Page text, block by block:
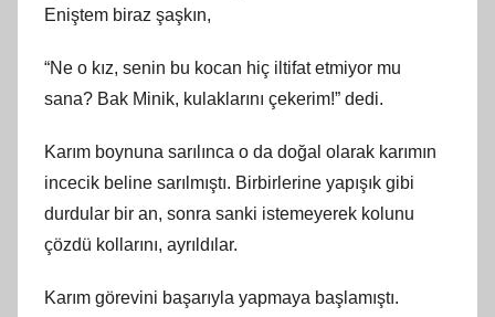
Eniştem biraz şaşkın,
“Ne o kız, senin bu kocan hiç iltifat etmiyor mu
sana? Bak Minik, kulaklarını çekerim!” dedi.
Karım boynuna sarılınca o da doğal olarak karımın
incecik beline sarılmıştı. Birbirlerine yapışık gibi
durdular bir an, sonra sanki istemeyerek kolunu
çözdü kollarını, ayrıldılar.
Karım görevini başarıyla yapmaya başlamıştı.